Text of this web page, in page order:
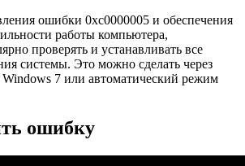
ошибки 0xc0000005 и обеспечения
работы компьютера,
проверять и устанавливать все
системы. Это можно сделать через
7 или автоматический режим
ошибку